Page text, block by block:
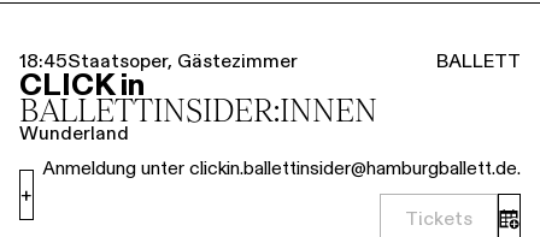
18:45Staatsoper, Gästezimmer BALLETT
CLICK in
BALLETT­INSIDER:INNEN
Wunderland
Anmeldung unter clickin.ballettinsider@hamburgballett.de.
Tickets
+